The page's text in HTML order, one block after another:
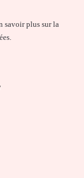
savoir plus sur la
.